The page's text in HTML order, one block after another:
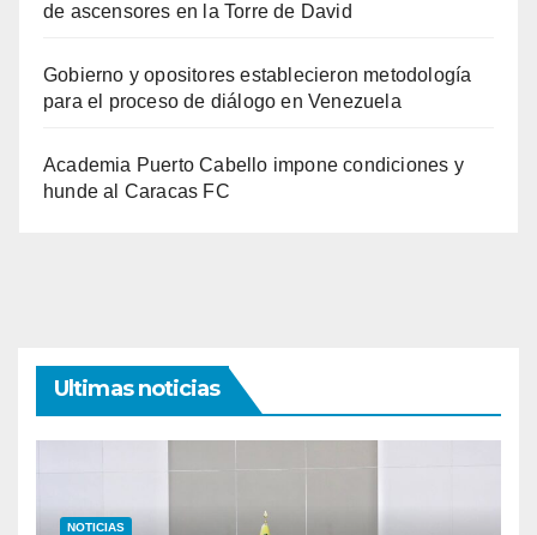
de ascensores en la Torre de David
Gobierno y opositores establecieron metodología
para el proceso de diálogo en Venezuela
Academia Puerto Cabello impone condiciones y
hunde al Caracas FC
Ultimas noticias
NOTICIAS